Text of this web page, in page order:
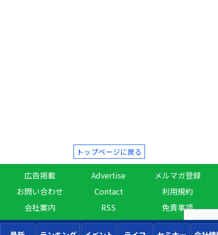
トップページに戻る
広告掲載 Advertise
メルマガ登録
お問い合わせ
Contact
利用規約
会社案内
RSS 免責事項